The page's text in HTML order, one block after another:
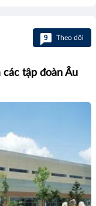
9 Theo dõi
tập đoàn Âu